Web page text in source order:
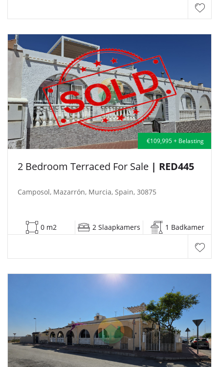
€109,995 + Belasting
2 Bedroom Terraced For Sale | RED445
Camposol, Mazarrón, Murcia, Spain, 30875
0 m2 2 Slaapkamers 1 Badkamer